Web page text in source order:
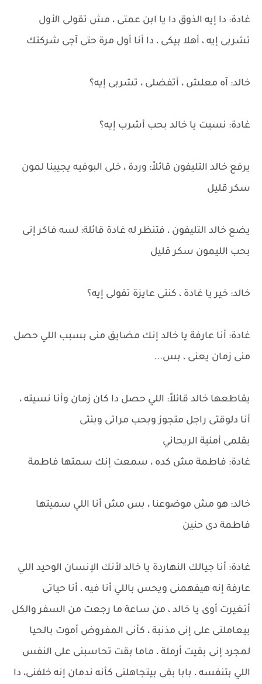
غادة: دا إيه الذوق دا يا ابن عمتى ، مش تقولى الأول
تشربى إيه ، أهلا بيكى ، دا أنا أول مرة حتى آجى شركتك
خالد: آه معلش ، أتفضلى ، تشربى إيه؟
غادة: نسيت يا خالد بحب أشرب إيه؟
يرفع خالد التليفون قائلاً: وردة ، خلى البوفيه يجيبنا لمون
سكر قليل
يضع خالد التليفون ، فتنظر له غادة قائلة: لسه فاكر إنى
بحب الليمون سكر قليل
خالد: خير يا غادة ، كنتى عايزة تقولى إيه؟
غادة: أنا عارفة يا خالد إنك مضايق منى بسبب اللي حصل
منى زمان يعنى ، بس...
يقاطعها خالد قائلاً: اللي حصل دا كان زمان وأنا نسيته ،
أنا دلوقتى راجل متجوز وبحب مراتى وبنتى
بقلمى أمنية الريحاني
غادة: فاطمة مش كده ، سمعت إنك سمتها فاطمة
خالد: هو مش موضوعنا ، بس مش أنا اللي سميتها
فاطمة دى حنين
غادة: أنا جيالك النهاردة يا خالد لأنك الإنسان الوحيد اللي
عارفة إنه هيفهمنى ويحس باللي أنا فيه ، أنا حياتى
أتغيرت أوى يا خالد ، من ساعة ما رجعت من السفر والكل
بيعاملنى على إنى مذنبة ، كأنى المفروض أموت بالحيا
لمجرد إنى بقيت أرملة ، ماما بقت تحاسبنى على النفس
اللي بتنفسه ، بابا بقى بيتجاهلنى كأنه ندمان إنه خلفنى، دا